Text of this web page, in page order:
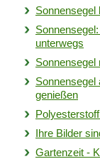
Sonnensegel
unterwegs
Sonnensegel
genießen
Ihre Bilder
Gartenzeit -